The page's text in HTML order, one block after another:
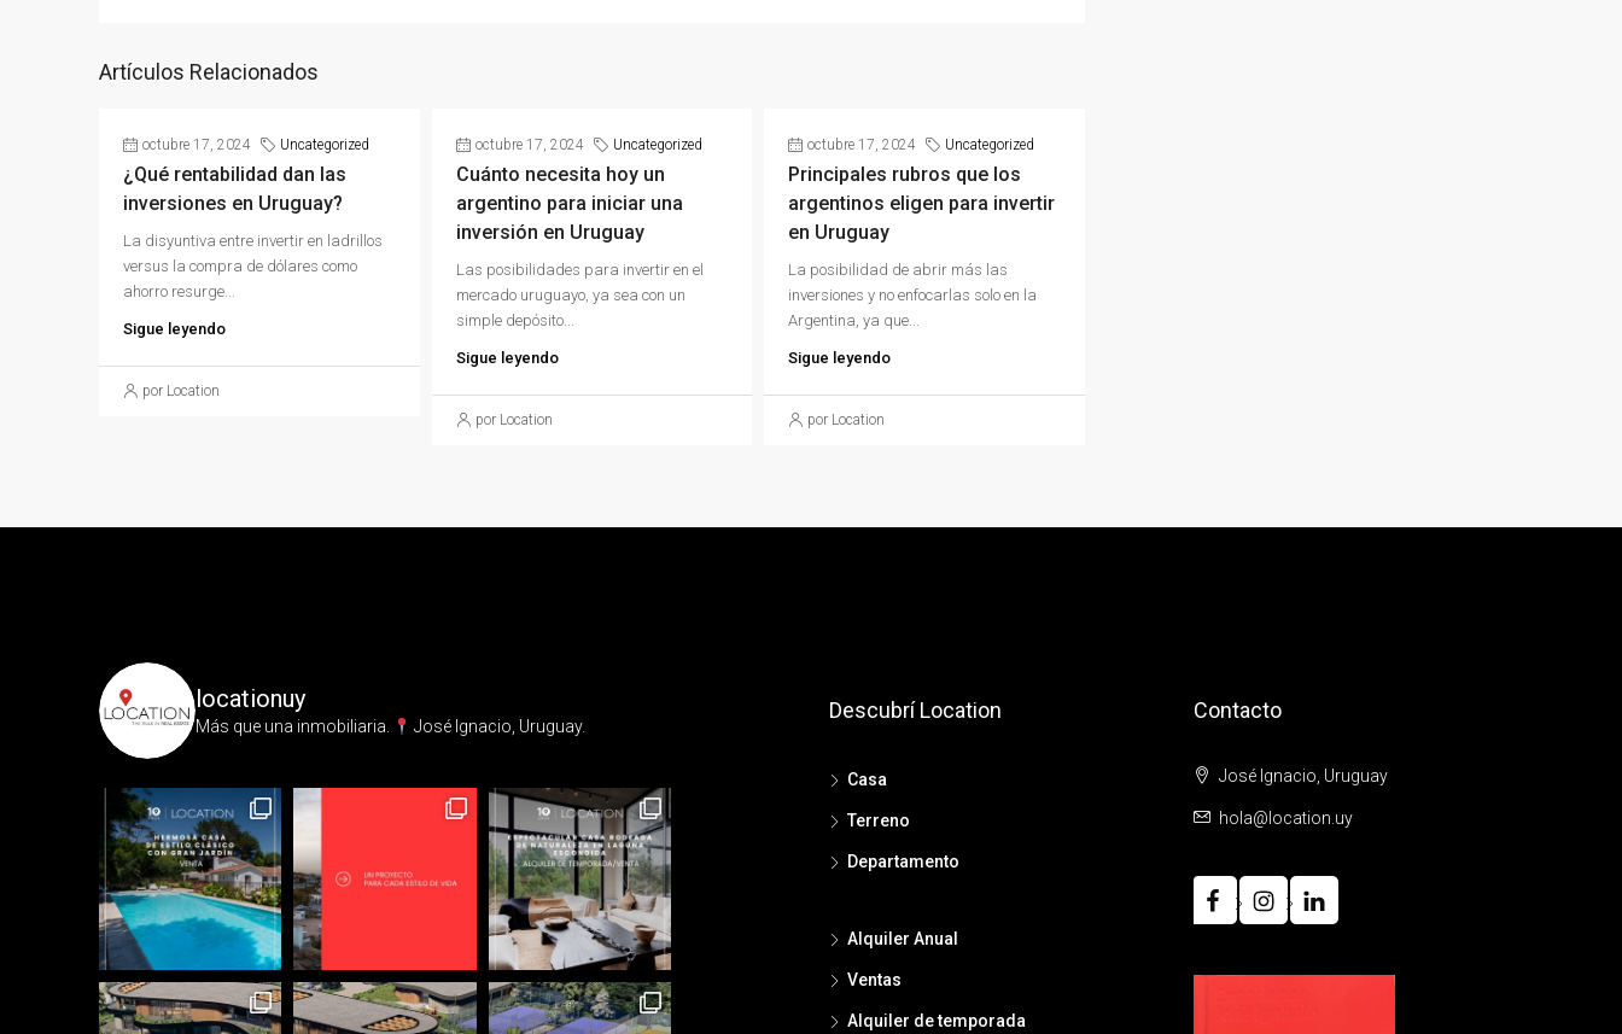
Artículos Relacionados
octubre 17, 2024 Uncategorized
¿Qué rentabilidad dan las
inversiones en Uruguay?
La disyuntiva entre invertir en ladrillos
versus la compra de dólares como
ahorro resurge...
Sigue leyendo
por Location
octubre 17, 2024 Uncategorized
Cuánto necesita hoy un
argentino para iniciar una
inversión en Uruguay
Las posibilidades para invertir en el
mercado uruguayo, ya sea con un
simple depósito...
Sigue leyendo
por Location
octubre 17, 2024 Uncategorized
Principales rubros que los
argentinos eligen para invertir
en Uruguay
La posibilidad de abrir más las
inversiones y no enfocarlas solo en la
Argentina, ya que...
Sigue leyendo
por Location
locationuy
Más que una inmobiliaria.⁣ José Ignacio, Uruguay.
Descubrí Location
Casa
Terreno
Departamento
Alquiler Anual
Ventas
Alquiler de temporada
Contacto
José Ignacio, Uruguay
hola@location.uy